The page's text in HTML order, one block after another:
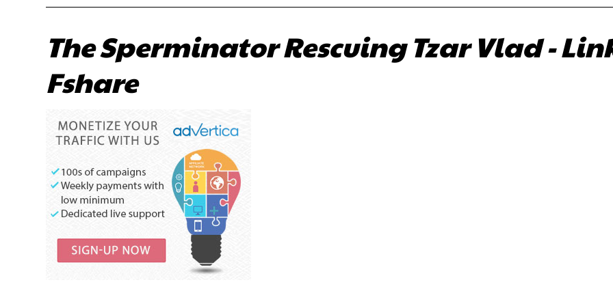
The Sperminator Rescuing Tzar Vlad -
Fshare